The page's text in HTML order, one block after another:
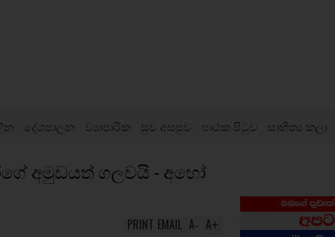
දේශපාලන ව්‍යාපාරික සුව අසපුව පාඨක පිටුව සාහිත්‍ය කලා
අමුඩයත් ගලවයි - අහෝ
A+
A-
EMAIL
PRINT